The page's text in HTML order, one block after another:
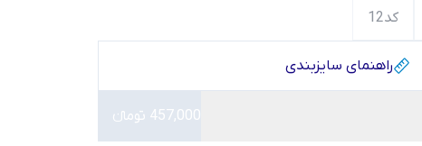
کد12
راهنمای سایز‌بندی
457,000 تومانء